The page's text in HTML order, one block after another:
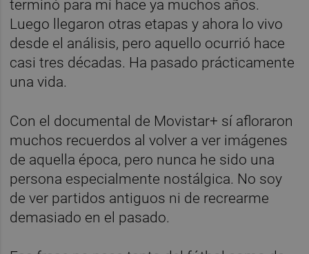
terminó para mí hace ya muchos años.
Luego llegaron otras etapas y ahora lo vivo
desde el análisis, pero aquello ocurrió hace
casi tres décadas. Ha pasado prácticamente
una vida.
Con el documental de Movistar+ sí afloraron
muchos recuerdos al volver a ver imágenes
de aquella época, pero nunca he sido una
persona especialmente nostálgica. No soy
de ver partidos antiguos ni de recrearme
demasiado en el pasado.